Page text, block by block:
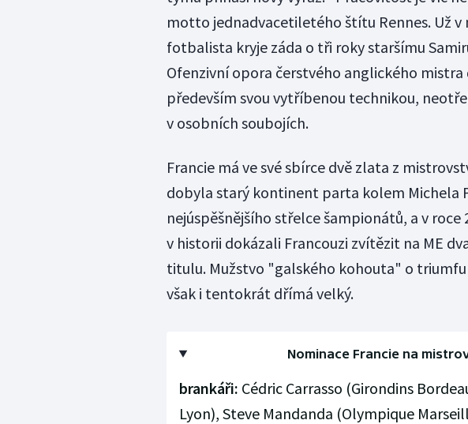
motto jednadvacetiletého štítu Rennes. Už v
fotbalista kryje záda o tři roky staršímu
Ofenzivní opora čerstvého anglického
především svou vytříbenou technikou,
v osobních soubojích.
Francie má ve své sbírce dvě zlata z
dobyla starý kontinent parta kolem Michela
nejúspěšnějšího střelce šampionátů, a v
v historii dokázali Francouzi zvítězit na ME
titulu. Mužstvo "galského kohouta" o
však i tentokrát dřímá velký.
Nominace Francie na
brankáři: Cédric Carrasso (Girondins
Lyon), Steve Mandanda (Olympique